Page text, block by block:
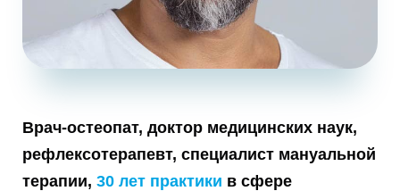
Врач-остеопат, доктор медицинских наук,
рефлексотерапевт, специалист мануальной
терапии, 30 лет практики в сфере